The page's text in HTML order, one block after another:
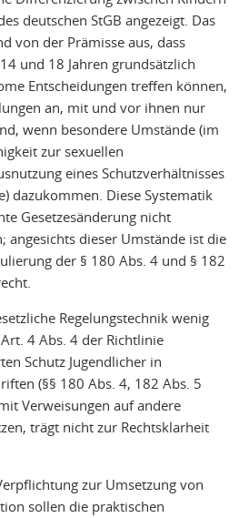
deutschen StGB angezeigt. Das
von der Prämisse aus, dass
und 18 Jahren grundsätzlich
Entscheidungen treffen können,
an, mit und vor ihnen nur
wenn besondere Umstände (im
zur sexuellen
eines Schutzverhältnisses
dazukommen. Diese Systematik
Gesetzesänderung nicht
angesichts dieser Umstände ist die
der § 180 Abs. 4 und § 182
Regelungstechnik wenig
4 Abs. 4 der Richtlinie
Schutz Jugendlicher in
(§§ 180 Abs. 4, 182 Abs. 5
Verweisungen auf andere
trägt nicht zur Rechtsklarheit
zur Umsetzung von
sollen die praktischen